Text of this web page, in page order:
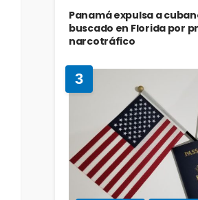
Panamá expulsa a
buscado en Florida por
narcotráfico
3